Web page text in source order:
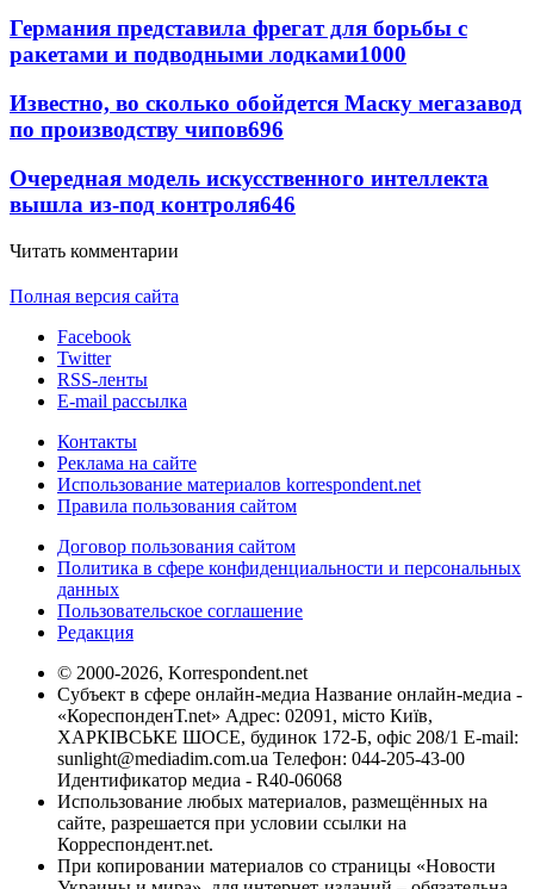
Германия представила фрегат для борьбы с
ракетами и подводными лодками1000
Известно, во сколько обойдется Маску мегазавод
по производству чипов696
Очередная модель искусственного интеллекта
вышла из-под контроля646
Читать комментарии
Полная версия сайта
Facebook
Twitter
RSS-ленты
E-mail рассылка
Контакты
Реклама на сайте
Использование материалов korrespondent.net
Правила пользования сайтом
Договор пользования сайтом
Политика в сфере конфиденциальности и персональных
данных
Пользовательское соглашение
Редакция
© 2000-2026, Korrespondent.net
Субъект в сфере онлайн-медиа Название онлайн-медиа -
«КореспонденТ.net» Адрес: 02091, місто Київ,
ХАРКІВСЬКЕ ШОСЕ, будинок 172-Б, офіс 208/1 E-mail:
sunlight@mediadim.com.ua Телефон: 044-205-43-00
Идентификатор медиа - R40-06068
Использование любых материалов, размещённых на
сайте, разрешается при условии ссылки на
Корреспондент.net.
При копировании материалов со страницы «Новости